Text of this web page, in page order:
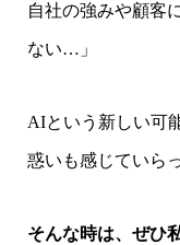
自社の強みや顧客
ない…」
AIという新しい可
惑いも感じていら
そんな時は、ぜひ